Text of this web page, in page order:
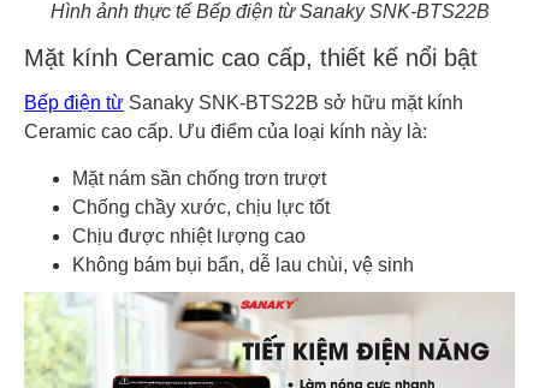
Hình ảnh thực tế Bếp điện từ Sanaky SNK-BTS22B
Mặt kính Ceramic cao cấp, thiết kế nổi bật
Bếp điện từ Sanaky SNK-BTS22B sở hữu mặt kính
Ceramic cao cấp. Ưu điểm của loại kính này là:
Mặt nám sần chống trơn trượt
Chống chầy xước, chịu lực tốt
Chịu được nhiệt lượng cao
Không bám bụi bẩn, dễ lau chùi, vệ sinh